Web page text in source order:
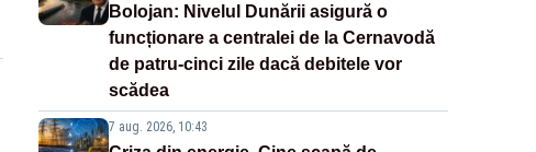
Bolojan: Nivelul Dunării asigură o
funcționare a centralei de la Cernavodă
de patru-cinci zile dacă debitele vor
scădea
7 aug. 2026, 10:43